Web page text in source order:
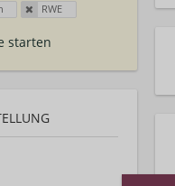
RWE
starten